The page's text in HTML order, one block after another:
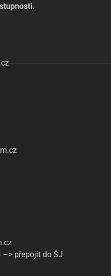
přepojit do ŠJ